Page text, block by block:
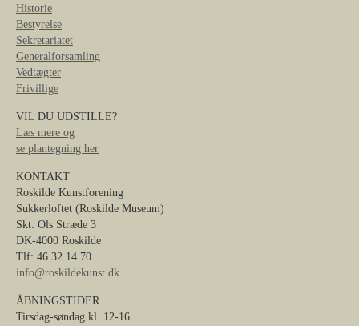
Historie
Bestyrelse
Sekretariatet
Generalforsamling
Vedtægter
Frivillige
VIL DU UDSTILLE?
Læs mere og
se plantegning her
KONTAKT
Roskilde Kunstforening
Sukkerloftet (Roskilde Museum)
Skt. Ols Stræde 3
DK-4000 Roskilde
Tlf: 46 32 14 70
info@roskildekunst.dk
ÅBNINGSTIDER
Tirsdag-søndag kl. 12-16